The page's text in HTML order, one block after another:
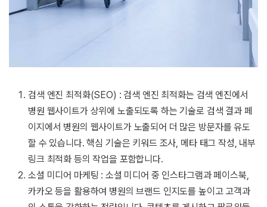
검색 엔진 최적화(SEO) : 검색 엔진 최적화는 검색 엔진에서
병원 웹사이트가 상위에 노출되도록 하는 기술로 검색 결과 페
이지에서 병원의 웹사이트가 노출되어 더 많은 방문자를 유도
할 수 있습니다. 핵심 기술은 키워드 조사, 메타 태그 작성, 내부
링크 최적화 등의 작업을 포함합니다.
소셜 미디어 마케팅 : 소셜 미디어 중 인스타그램과 페이스북,
카카오 등을 활용하여 병원의 브랜드 인지도를 높이고 고객과